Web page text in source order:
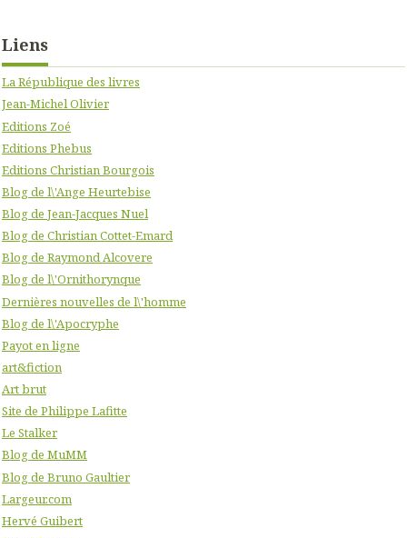
Liens
La République des livres
Jean-Michel Olivier
Editions Zoé
Editions Phebus
Editions Christian Bourgois
Blog de l\'Ange Heurtebise
Blog de Jean-Jacques Nuel
Blog de Christian Cottet-Emard
Blog de Raymond Alcovere
Blog de l\'Ornithorynque
Dernières nouvelles de l\'homme
Blog de l\'Apocryphe
Payot en ligne
art&fiction
Art brut
Site de Philippe Lafitte
Le Stalker
Blog de MuMM
Blog de Bruno Gaultier
Largeur.com
Hervé Guibert